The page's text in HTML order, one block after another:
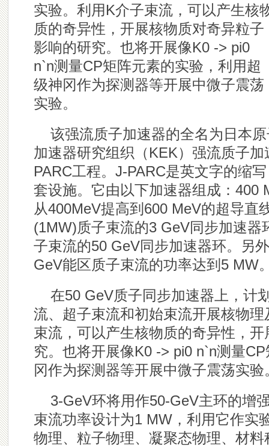
实验。利用K介子束流，可以产生核
质的奇异性，开展核物质对奇异粒子
影响的研究。也将开展像K0 -> pi0
n`n测量CP矩阵元素的实验，利用超
级神冈作为探测器等开展中微子震荡
实验。
该强流质子加速器的全名为日本
加速器研究组织（KEK）强流质子
PARC工程。J-PARC是英文字的缩
套设施。它由以下加速器组成：400
从400MeV提高到600 MeV的超导直
(1MW)质子束流的3 GeV同步加速器
子束流的50 GeV同步加速器环。另
GeV能区质子束流的功率达到5 MW
在50 GeV质子同步加速器上，计
流、超子束流和初始束流开展核物
束流，可以产生核物质的奇异性，
究。也将开展像K0 -> pi0 n`n测量
冈作为探测器等开展中微子震荡实验
3-GeV环将用作50-GeV主环的增
束流功率设计为1 MW，利用它作实
物理、粒子物理、凝聚态物理、材